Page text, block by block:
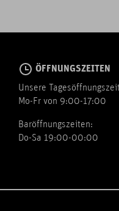
ÖFFNUNGSZEITEN
Unsere
Mo-Fr von 9:00-17:00
Baröffnungszeiten:
Do-Sa 19:00-00:00